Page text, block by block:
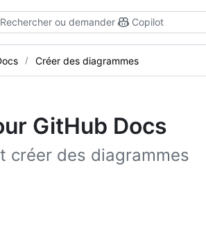
Rechercher ou demander Copilot
Créer des diagrammes
GitHub Docs
créer des diagrammes